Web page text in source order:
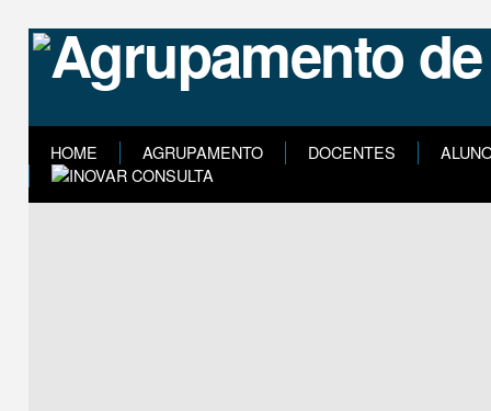
HOME AGRUPAMENTO DOCENTES